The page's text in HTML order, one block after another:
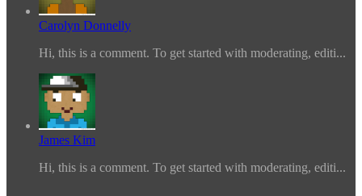
Carolyn Donnelly
Hi, this is a comment. To get started with moderating, editi...
James Kim
Hi, this is a comment. To get started with moderating, editi...